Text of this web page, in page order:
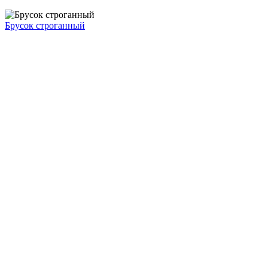
Брусок строганный